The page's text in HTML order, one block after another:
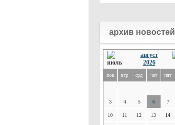
архив новостей
август
2026
пон втр срд чет пят
3 4 5 6 7
10 11 12 13 14